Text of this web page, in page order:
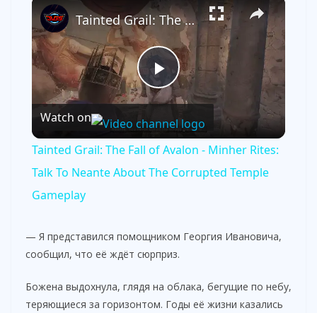
P
l
a
V
i
Tainted Grail: The Fall of Avalon - Minher Rites: Talk To Neante About The Corrupted Temple Gameplay
Watch on
Tainted Grail: The Fall of Avalon - Minher Rites:
Talk To Neante About The Corrupted Temple
Gameplay
— Я представился помощником Георгия Ивановича,
сообщил, что её ждёт сюрприз.
Божена выдохнула, глядя на облака, бегущие по небу,
теряющиеся за горизонтом. Годы её жизни казались